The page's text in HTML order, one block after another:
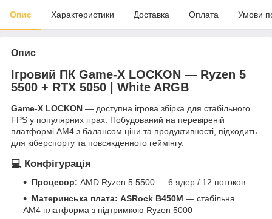
Опис Характеристики Доставка Оплата Умови
Опис
Ігровий ПК Game-X LOCKON — Ryzen 5
5500 + RTX 5050 | White ARGB
Game-X LOCKON — доступна ігрова збірка для стабільного
FPS у популярних іграх. Побудований на перевіреній
платформі AM4 з балансом ціни та продуктивності, підходить
для кіберспорту та повсякденного геймінгу.
💻 Конфігурація
Процесор: AMD Ryzen 5 5500 — 6 ядер / 12 потоков
Материнська плата: ASRock B450M — стабільна
AM4 платформа з підтримкою Ryzen 5000